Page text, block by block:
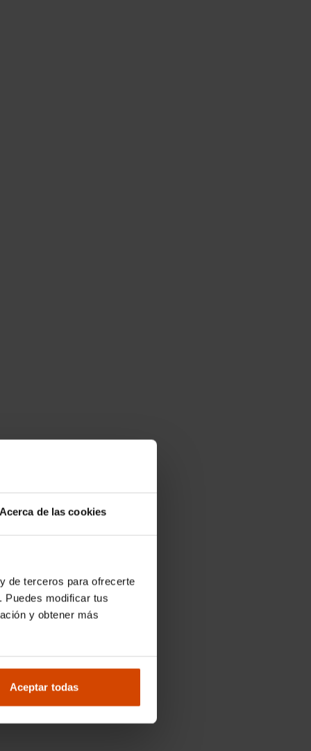
Acerca de las cookies
de terceros para ofrecerte
Puedes modificar tus
y obtener más
Aceptar todas